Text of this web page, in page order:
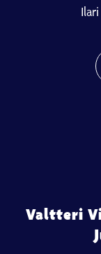
Valtteri